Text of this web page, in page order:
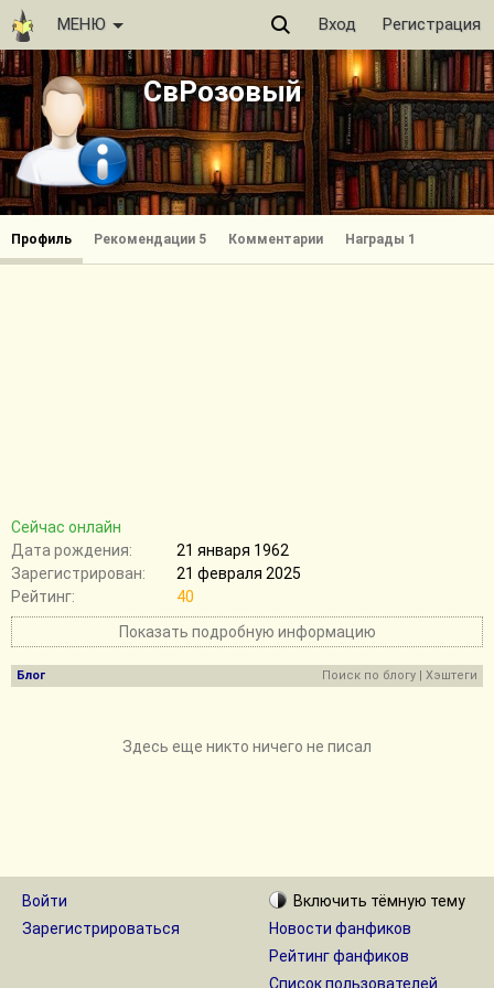
МЕНЮ Вход Регистрация
СвРозовый
Профиль Рекомендации 5 Комментарии Награды 1
Сейчас онлайн
Дата рождения:
21 января 1962
Зарегистрирован:
21 февраля 2025
Рейтинг:
40
Показать подробную информацию
Блог Поиск по блогу | Хэштеги
Здесь еще никто ничего не писал
Войти
Зарегистрироваться
Включить тёмную тему
Новости фанфиков
Рейтинг фанфиков
Список пользователей